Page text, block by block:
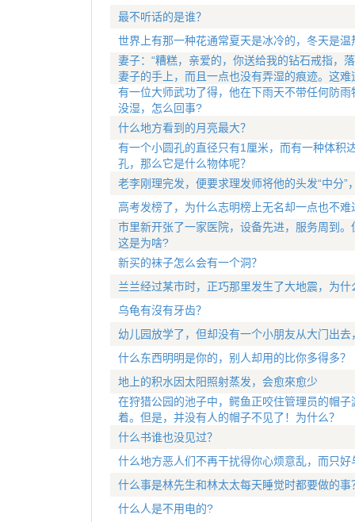
最不听话的是谁？
世界上有那一种花通常夏天是冰冷的，冬天是温
妻子：“糟糕，亲爱的，你送给我的钻石戒指
妻子的手上，而且一点也没有弄湿的痕迹。这难
有一位大师武功了得，他在下雨天不带任何防
没湿，怎么回事?
什么地方看到的月亮最大？
有一个小圆孔的直径只有1厘米，而有一种体积
孔，那么它是什么物体呢？
老李刚理完发，便要求理发师将他的头发“中分”
高考发榜了，为什么志明榜上无名却一点也不难
市里新开张了一家医院，设备先进，服务周到
这是为啥?
新买的袜子怎么会有一个洞？
兰兰经过某市时，正巧那里发生了大地震，为
乌龟有沒有牙齿？
幼儿园放学了，但却没有一个小朋友从大门出去
什么东西明明是你的，别人却用的比你多得多？
地上的积水因太阳照射蒸发，会愈來愈少
在狩猎公园的池子中，鳄鱼正咬住管理员的帽
着。但是，并没有人的帽子不见了！为什么？
什么书谁也没见过？
什么地方恶人们不再干扰得你心烦意乱，而只好
什么事是林先生和林太太每天睡觉时都要做的事
什么人是不用电的?